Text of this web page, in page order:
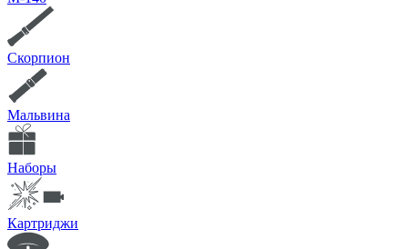
Скорпион
Мальвина
Наборы
Картриджи